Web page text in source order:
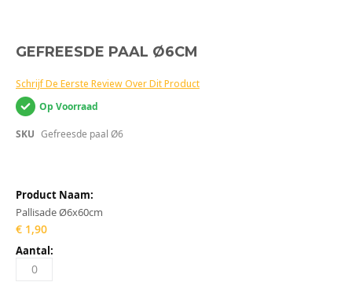
Ga
naar
begin
van
de
afbeeldingen-
gallerij
GEFREESDE PAAL Ø6CM
Schrijf De Eerste Review Over Dit Product
Op Voorraad
SKU Gefreesde paal Ø6
productitems
Pallisade Ø6x60cm
€ 1,90